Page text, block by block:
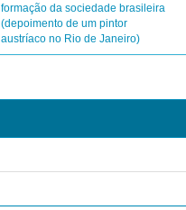
formação da sociedade brasileira
(depoimento de um pintor
austríaco no Rio de Janeiro)